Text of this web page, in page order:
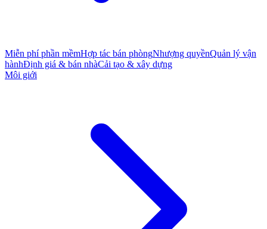
Miễn phí phần mềmHợp tác bán phòngNhượng quyềnQuản lý vận
hànhĐịnh giá & bán nhàCải tạo & xây dựng
Môi giới